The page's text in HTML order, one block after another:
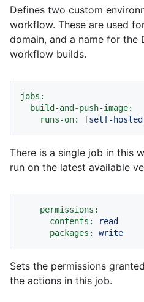
Defines two custom
workflow. These are used
domain, and a name for the
workflow builds.
jobs:
build-and-push-image:
runs-on:
[self-hosted
There is a single job in this
run on the latest available
permissions:
contents:
read
packages:
write
Sets the permissions
the actions in this job.